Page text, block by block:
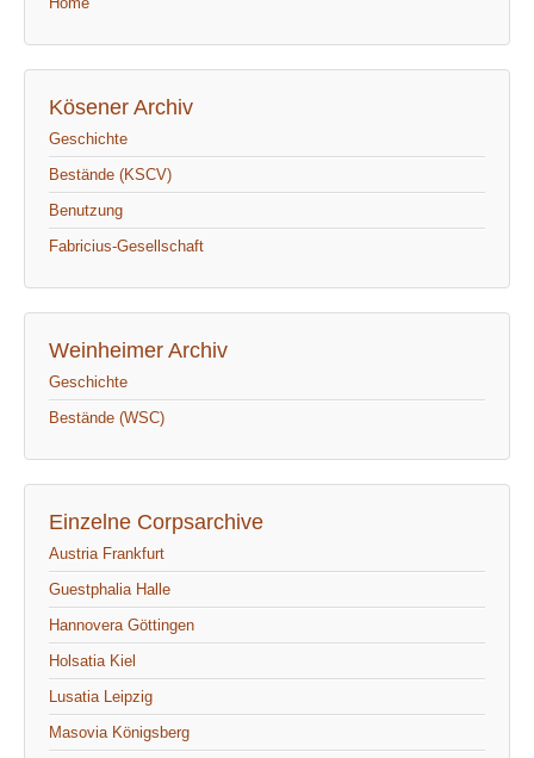
Kösener Archiv
Geschichte
Bestände (KSCV)
Benutzung
Fabricius-Gesellschaft
Weinheimer Archiv
Geschichte
Bestände (WSC)
Einzelne Corpsarchive
Austria Frankfurt
Guestphalia Halle
Hannovera Göttingen
Holsatia Kiel
Lusatia Leipzig
Masovia Königsberg